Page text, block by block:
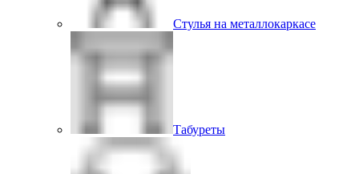
Стулья на металлокаркасе
Табуреты